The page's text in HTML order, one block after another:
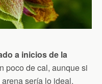
a inicios de la
poco de cal, aunque si
sería lo ideal.